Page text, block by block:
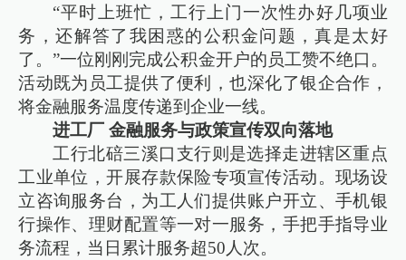
“平时上班忙，工行上门一次性办好几项业
务，还解答了我困惑的公积金问题，真是太好
了。”一位刚刚完成公积金开户的员工赞不绝口。
活动既为员工提供了便利，也深化了银企合作，
将金融服务温度传递到企业一线。
进工厂 金融服务与政策宣传双向落地
工行北碚三溪口支行则是选择走进辖区重点
工业单位，开展存款保险专项宣传活动。现场设
立咨询服务台，为工人们提供账户开立、手机银
行操作、理财配置等一对一服务，手把手指导业
务流程，当日累计服务超50人次。